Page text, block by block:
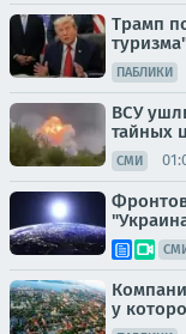
Трамп
ПАБЛИКИ
ВСУ
тайных
СМИ
у